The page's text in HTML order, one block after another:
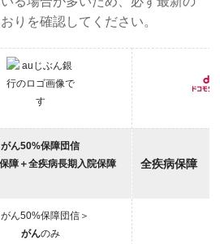
りを確認してください。
がん50%保障団信
障＋全疾病長期入院保障
全疾病保障
がん50%保障団信＞
がんのみ